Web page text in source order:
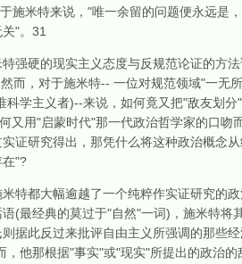
施米特来说，"唯一余留的问题便永远是
"。31
硬的现实主义态度与反规范论证的方法
而，对于施米特-- 一位对规范领域"一无
科学主义者)--来说，如何竟又把"敌友划
又用"启蒙时代"那一代政治哲学家的口
证研究得出，那凭什么将这种政治概念
"?
都大幅逾越了一个纯粹作实证研究的政
(最经典的莫过于"自然"一词)，施米特
据此反过来批评自由主义所强调的那些
，他那根据"事实"或"现实"所提出的政治